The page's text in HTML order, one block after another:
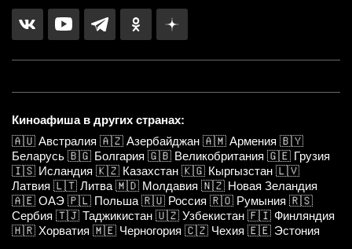
Киноафиша в других странах:
🇦🇺 Австралия 🇦🇿 Азербайджан 🇦🇲 Армения 🇧🇾
Беларусь 🇧🇬 Болгария 🇬🇧 Великобритания 🇬🇪 Грузия
🇮🇸 Исландия 🇰🇿 Казахстан 🇰🇬 Кыргызстан 🇱🇻
Латвия 🇱🇹 Литва 🇲🇩 Молдавия 🇳🇿 Новая Зеландия
🇦🇪 ОАЭ 🇵🇱 Польша 🇷🇺 Россия 🇷🇴 Румыния 🇷🇸
Сербия 🇹🇯 Таджикистан 🇺🇿 Узбекистан 🇫🇮 Финляндия
🇭🇷 Хорватия 🇲🇪 Черногория 🇨🇿 Чехия 🇪🇪 Эстония